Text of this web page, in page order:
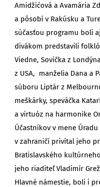
Amidžićová a Avamária
a pôsobí v Rakúsku a
súčasťou programu boli
divákom predstavili
Viedne, Sovička z
z USA, manželia Dana a
súboru Liptár z
meškárky, speváčka
a virtuóz na harmonike
Účastníkov v mene
v zahraničí privítal jeho
Bratislavského
jeho riaditeľ Vladimír
Hlavné námestie, boli i